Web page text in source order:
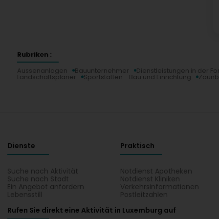
Rubriken :
Aussenanlagen
Bauunternehmer Dienstleistungen in der
Landschaftsplaner Sportstätten - Bau und Einrichtung
Dienste
Suche nach Aktivität
Suche nach Stadt
Ein Angebot anfordern
Lebensstill
Praktisch
Notdienst Apotheken
Notdienst Kliniken
Verkehrsinformationen
Postleitzahlen
Rufen Sie direkt eine Aktivität in Luxemburg auf